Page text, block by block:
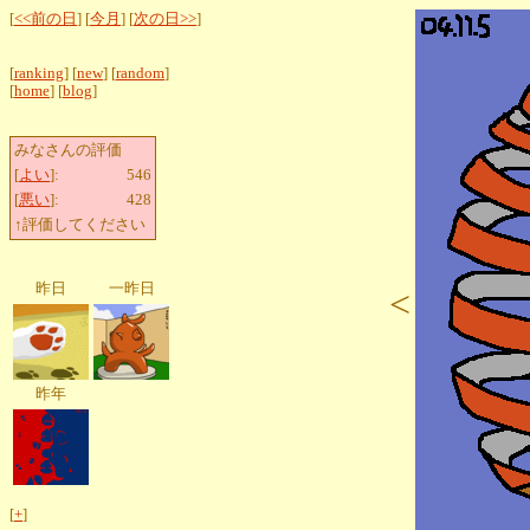
[<<前の日 ] [今月 ] [次の日>>]
[ranking] [new] [random]
[home] [blog]
みなさんの評価
[よい]:
546
[悪い]:
428
↑評価してください
昨日 一昨日
昨年
[+]
<